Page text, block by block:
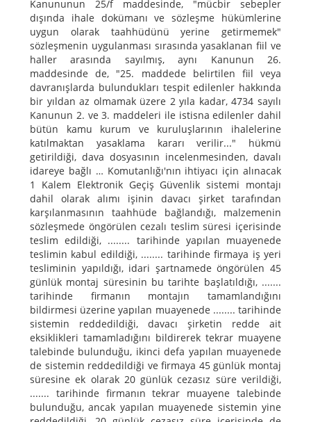
Kanununun 25/f maddesinde, "mücbir sebepler
dışında ihale dokümanı ve sözleşme hükümlerine
uygun olarak taahhüdünü yerine getirmemek"
sözleşmenin uygulanması sırasında yasaklanan fiil ve
haller arasında sayılmış, aynı Kanunun 26.
maddesinde de, "25. maddede belirtilen fiil veya
davranışlarda bulundukları tespit edilenler hakkında
bir yıldan az olmamak üzere 2 yıla kadar, 4734 sayılı
Kanunun 2. ve 3. maddeleri ile istisna edilenler dahil
bütün kamu kurum ve kuruluşlarının ihalelerine
katılmaktan yasaklama kararı verilir..." hükmü
getirildiği, dava dosyasının incelenmesinden, davalı
idareye bağlı … Komutanlığı'nın ihtiyacı için alınacak
1 Kalem Elektronik Geçiş Güvenlik sistemi montajı
dahil olarak alımı işinin davacı şirket tarafından
karşılanmasının taahhüde bağlandığı, malzemenin
sözleşmede öngörülen cezalı teslim süresi içerisinde
teslim edildiği, ........ tarihinde yapılan muayenede
teslimin kabul edildiği, ........ tarihinde firmaya iş yeri
tesliminin yapıldığı, idari şartnamede öngörülen 45
günlük montaj süresinin bu tarihte başlatıldığı, .......
tarihinde firmanın montajın tamamlandığını
bildirmesi üzerine yapılan muayenede ........ tarihinde
sistemin reddedildiği, davacı şirketin redde ait
eksiklikleri tamamladığını bildirerek tekrar muayene
talebinde bulunduğu, ikinci defa yapılan muayenede
de sistemin reddedildiği ve firmaya 45 günlük montaj
süresine ek olarak 20 günlük cezasız süre verildiği,
....... tarihinde firmanın tekrar muayene talebinde
bulunduğu, ancak yapılan muayenede sistemin yine